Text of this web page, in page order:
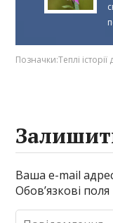
Позначки:Теплі історії
Ваша e-mail
Обов’язкові